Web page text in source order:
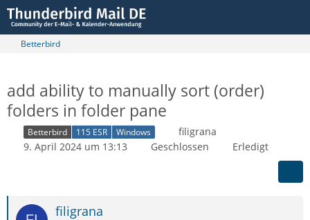
Betterbird
add ability to manually sort (order)
folders in folder pane
Betterbird 115 ESR Windows
filigrana
9. April 2024 um 13:13
Geschlossen Erledigt
filigrana